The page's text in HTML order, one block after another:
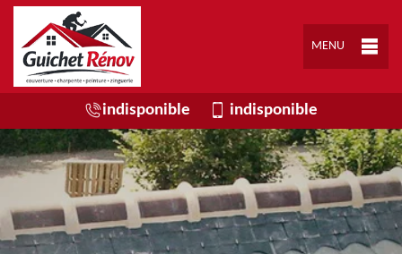
MENU
indisponible indisponible